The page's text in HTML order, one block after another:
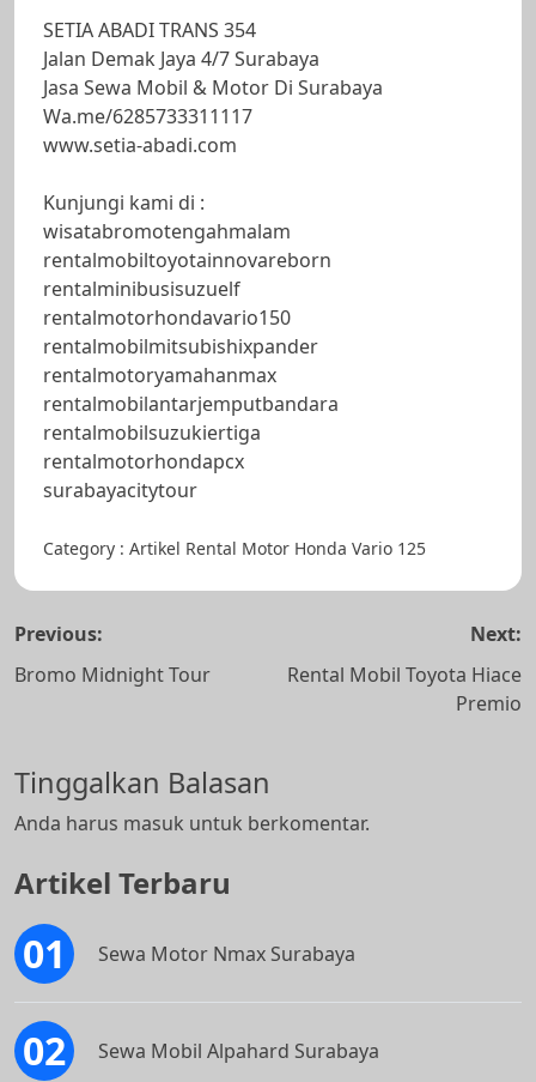
SETIA ABADI TRANS 354
Jalan Demak Jaya 4/7 Surabaya
Jasa Sewa Mobil & Motor Di Surabaya
Wa.me/6285733311117
www.setia-abadi.com
Kunjungi kami di :
wisatabromotengahmalam
rentalmobiltoyotainnovareborn
rentalminibusisuzuelf
rentalmotorhondavario150
rentalmobilmitsubishixpander
rentalmotoryamahanmax
rentalmobilantarjemputbandara
rentalmobilsuzukiertiga
rentalmotorhondapcx
surabayacitytour
Category : Artikel Rental Motor Honda Vario 125
Navigasi
pos
Previous:
Bromo Midnight Tour
Next:
Rental Mobil Toyota Hiace
Premio
Tinggalkan Balasan
Anda harus masuk untuk berkomentar.
Artikel Terbaru
Sewa Motor Nmax Surabaya
Sewa Mobil Alpahard Surabaya